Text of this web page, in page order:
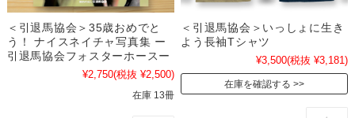
＜引退馬協会＞35歳おめでと
う！ ナイスネイチャ写真集 ー
引退馬協会フォスターホースー
¥2,750(税抜 ¥2,500)
在庫 13冊
＜引退馬協会＞いっしょに生き
よう長袖Tシャツ
¥3,500(税抜 ¥3,181)
在庫を確認する